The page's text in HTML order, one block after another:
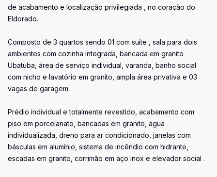
de acabamento e localização privilegiada , no coração do
Eldorado.
Composto de 3 quartos sendo 01 com suíte , sala para dois
ambientes com cozinha integrada, bancada em granito
Ubatuba, área de serviço individual, varanda, banho social
com nicho e lavatório em granito, ampla área privativa e 03
vagas de garagem .
Prédio individual e totalmente revestido, acabamento com
piso em porcelanato, bancadas em granito, água
individualizada, dreno para ar condicionado, janelas com
básculas em alumínio, sistema de incêndio com hidrante,
escadas em granito, corrimão em aço inox e elevador social .